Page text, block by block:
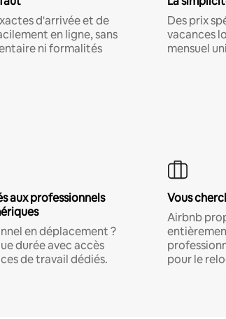
d'arrivée et de
en ligne, sans
ni formalités
Des prix
vacances
mensuel
aux professionnels
en déplacement ?
durée avec accès
de travail dédiés.
Vous
Airbnb
pour le